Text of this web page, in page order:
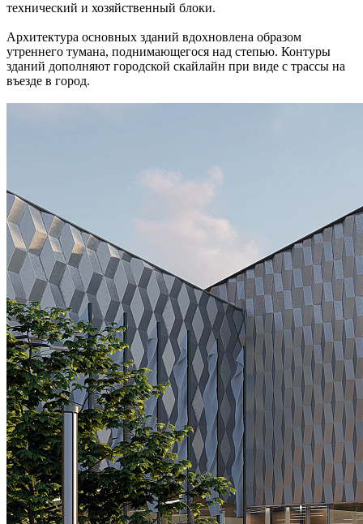
технический и хозяйственный блоки.
Архитектура основных зданий вдохновлена образом
утреннего тумана, поднимающегося над степью. Контуры
зданий дополняют городской скайлайн при виде с трассы на
въезде в город.